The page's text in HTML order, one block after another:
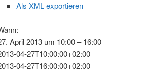
Als XML exportieren
April 2013 um 10:00 – 16:00
04-27T10:00:00+02:00
04-27T16:00:00+02:00